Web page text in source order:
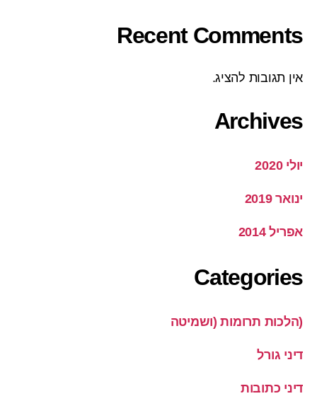
Recent Comments
אין תגובות להציג.
Archives
יולי 2020
ינואר 2019
אפריל 2014
Categories
(הלכות תרומות (ושמיטה
דיני גורל
דיני כתובות